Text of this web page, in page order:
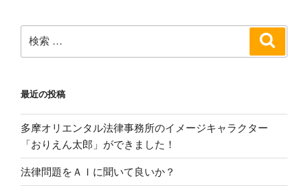
ル
法
律
務
所
索:
最近の投稿
多摩オリエンタル法律事務所のイメージキャラクター
「おりえん太郎」ができました！
法律問題をＡＩに聞いて良いか？